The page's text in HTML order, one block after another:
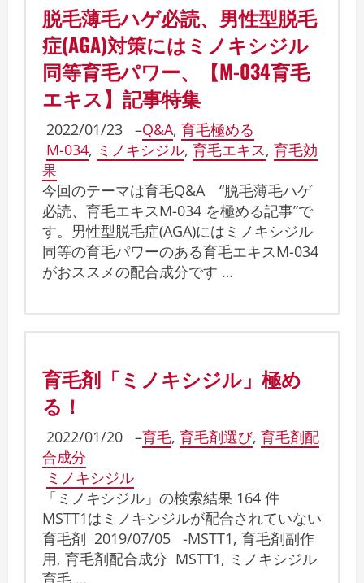
脱毛薄毛ハゲ必読、男性型脱毛
症(AGA)対策にはミノキシジル
同等育毛パワー、【M-034育毛
エキス】記事特集
2022/01/23 –Q&A, 育毛極める
M-034, ミノキシジル, 育毛エキス, 育毛効
果
今回のテーマは育毛Q&A “脱毛薄毛ハゲ
必読、育毛エキスM-034 を極める記事”で
す。男性型脱毛症(AGA)にはミノキシジル
同等の育毛パワーのある育毛エキスM-034
がおススメの配合成分です …
育毛剤「ミノキシジル」極め
る！
2022/01/20 –育毛, 育毛剤選び, 育毛剤配
合成分
ミノキシジル
「ミノキシジル」の検索結果 164 件
MSTT1はミノキシジルが配合されていない
育毛剤 2019/07/05 -MSTT1, 育毛剤副作
用, 育毛剤配合成分 MSTT1, ミノキシジル